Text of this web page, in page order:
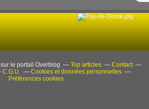
sur le portail Overblog Top articles
Contact
C.G.U.
Cookies et données personnelles
Préférences cookies